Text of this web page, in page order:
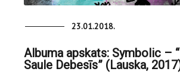
23.01.2018.
Albuma apskats: Symbolic –
Saule Debesīs” (Lauska,